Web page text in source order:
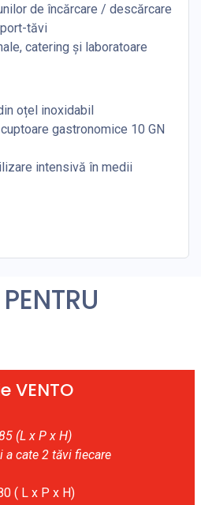
de încărcare / descărcare
tăvi
catering și laboratoare
oțel inoxidabil
gastronomice 10 GN
intensivă în medii
VENTO
(L x P x H)
a cate 2 tăvi fiecare
( L x P x H)